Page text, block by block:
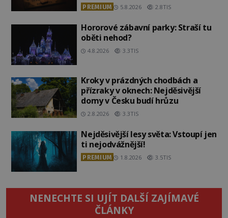
PREMIUM 5.8.2026 2.8TIS
Hororové zábavní parky: Straší tu
oběti nehod?
4.8.2026 3.3TIS
Kroky v prázdných chodbách a
přízraky v oknech: Nejděsivější
domy v Česku budí hrůzu
2.8.2026 3.3TIS
Nejděsivější lesy světa: Vstoupí jen
ti nejodvážnější!
PREMIUM 1.8.2026 3.5TIS
NENECHTE SI UJÍT DALŠÍ ZAJÍMAVÉ
ČLÁNKY